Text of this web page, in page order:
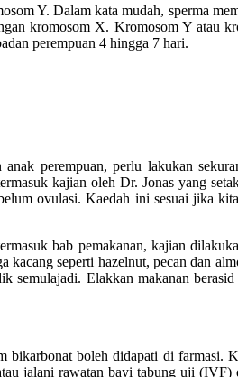
Y. Dalam kata mudah, sperma
kromosom X. Kromosom Y atau
perempuan 4 hingga 7 hari.
perempuan, perlu lakukan
kajian oleh Dr. Jonas yang
ovulasi. Kaedah ini sesuai jika
bab pemakanan, kajian
seperti hazelnut, pecan dan
semulajadi. Elakkan makanan
bikarbonat boleh didapati di farmasi.
jalani rawatan bayi tabung uji